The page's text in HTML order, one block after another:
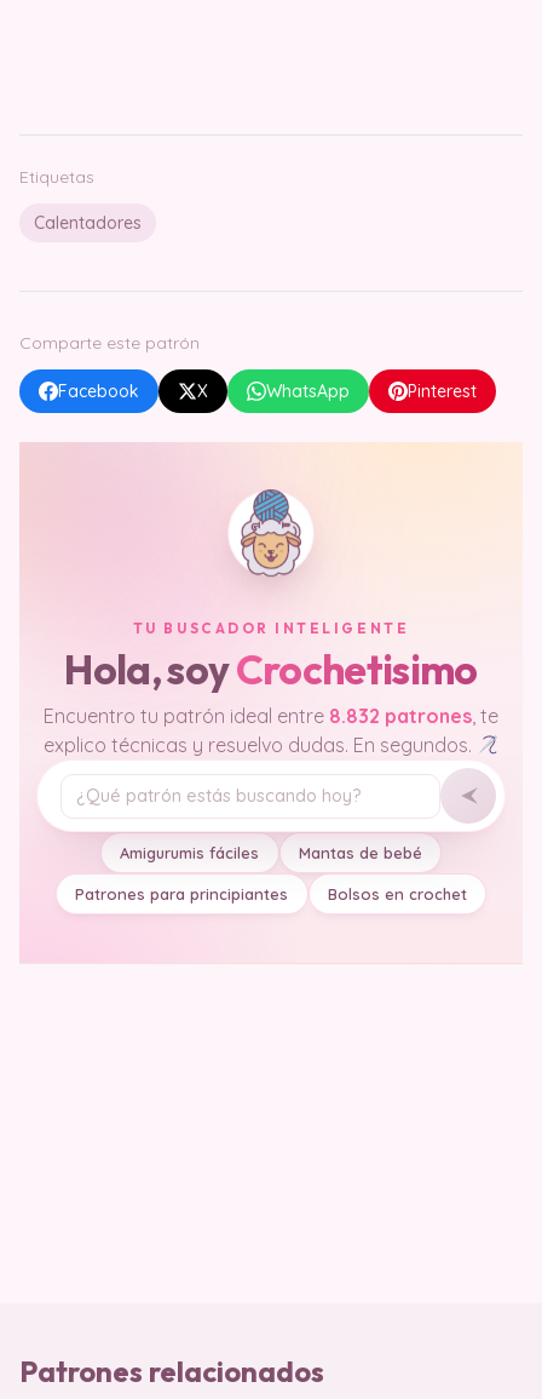
Etiquetas
Calentadores
Comparte este patrón
Facebook X WhatsApp Pinterest
TU BUSCADOR INTELIGENTE
Hola, soyCrochetisimo
Encuentro tu patrón ideal entre 8.832 patrones, te
explico técnicas y resuelvo dudas. En segundos.
Tu pregunta
Amigurumis fáciles Mantas de bebé
Patrones para principiantes Bolsos en crochet
Patrones relacionados